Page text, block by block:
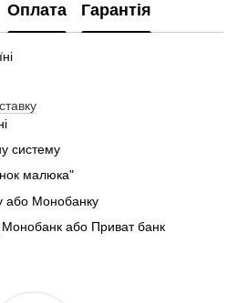
Оплата Гарантія
систему
малюка"
або Монобанку
або Приват банк